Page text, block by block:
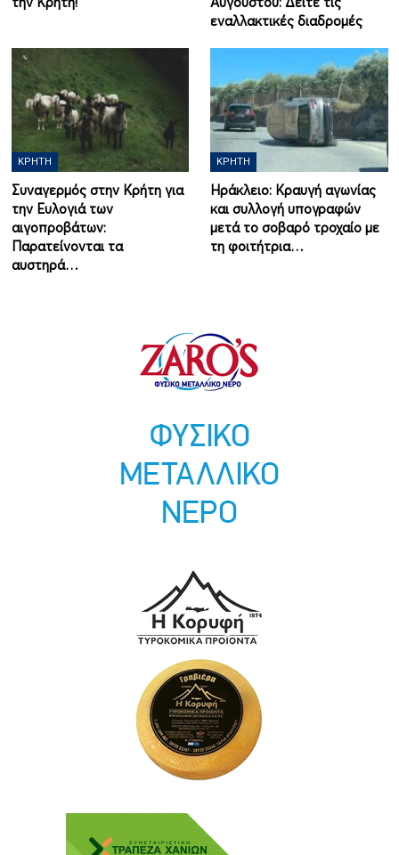
εναλλακτικές διαδρομές
ΚΡΉΤΗ
Συναγερμός στην Κρήτη για
την Ευλογιά των
αιγοπροβάτων:
Παρατείνονται τα
αυστηρά…
ΚΡΉΤΗ
Ηράκλειο: Κραυγή αγωνίας
και συλλογή υπογραφών
μετά το σοβαρό τροχαίο με
τη φοιτήτρια…